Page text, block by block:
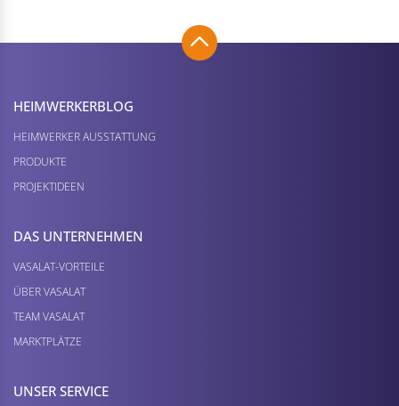
HEIMWERKER­BLOG
HEIMWERKER AUSSTATTUNG
PRODUKTE
PROJEKTIDEEN
DAS UNTERNEHMEN
VASALAT-VORTEILE
ÜBER VASALAT
TEAM VASALAT
MARKTPLÄTZE
UNSER SERVICE